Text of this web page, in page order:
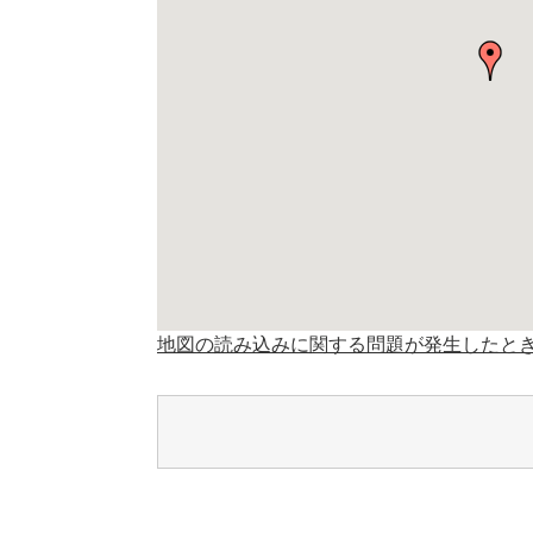
地図の読み込みに関する問題が発生したと